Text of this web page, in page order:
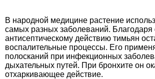
В народной медицине растение
самых разных заболеваний. Благодаря
антисептическому действию тимьян
воспалительные процессы. Его
полосканий при инфекционных
дыхательных путей. При бронхите он
отхаркивающее действие.